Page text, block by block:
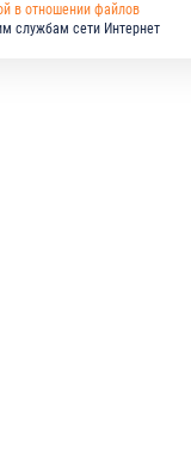
в отношении файлов
службам сети Интернет